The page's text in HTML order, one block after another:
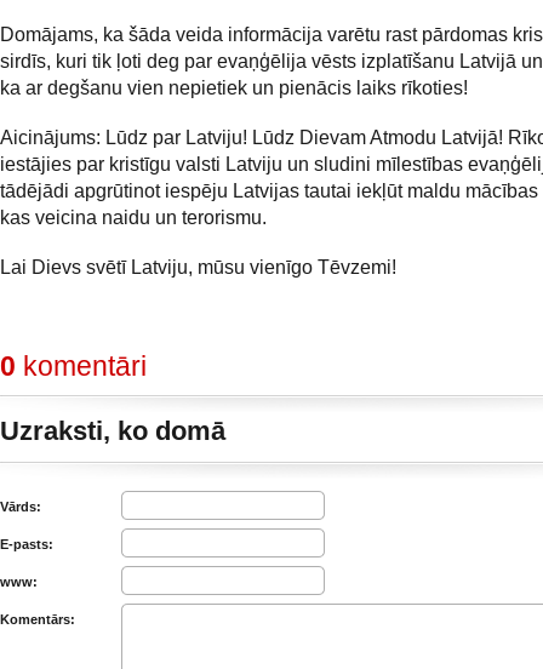
Domājams, ka šāda veida informācija varētu rast pārdomas
sirdīs, kuri tik ļoti deg par evaņģēlija vēsts izplatīšanu Latvijā
ka ar degšanu vien nepietiek un pienācis laiks rīkoties!
Aicinājums: Lūdz par Latviju! Lūdz Dievam Atmodu Latvijā!
iestājies par kristīgu valsti Latviju un sludini mīlestības
tādējādi apgrūtinot iespēju Latvijas tautai iekļūt maldu mācības
kas veicina naidu un terorismu.
Lai Dievs svētī Latviju, mūsu vienīgo Tēvzemi!
0 komentāri
Uzraksti, ko domā
Vārds:
E-pasts:
www:
Komentārs: